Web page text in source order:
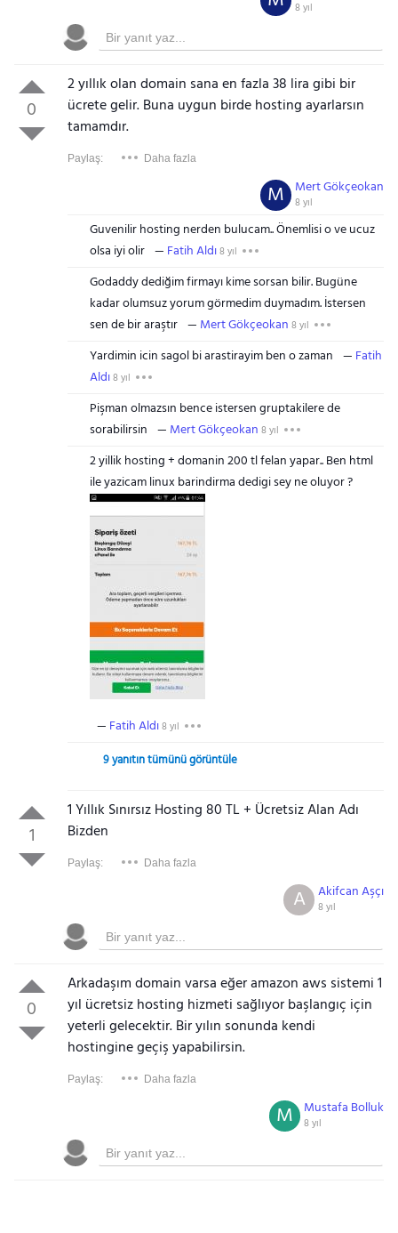
8 yıl
0
2 yıllık olan domain sana en fazla 38 lira gibi bir
ücrete gelir. Buna uygun birde hosting ayarlarsın
tamamdır.
Paylaş: Daha fazla
Mert Gökçeokan
8 yıl
M
Guvenilir hosting nerden bulucam.. Önemlisi o ve ucuz
olsa iyi olir
Fatih Aldı8 yıl
Godaddy dediğim firmayı kime sorsan bilir. Bugüne
kadar olumsuz yorum görmedim duymadım. İstersen
sen de bir araştır
Mert Gökçeokan 8 yıl
Yardimin icin sagol bi arastirayim ben o zaman
Fatih
Aldı8 yıl
Pişman olmazsın bence istersen gruptakilere de
sorabilirsin
Mert Gökçeokan 8 yıl
2 yillik hosting + domanin 200 tl felan yapar.. Ben html
ile yazicam linux barindirma dedigi sey ne oluyor ?
Fatih Aldı8 yıl
9 yanıtın tümünü görüntüle
1
1 Yıllık Sınırsız Hosting 80 TL + Ücretsiz Alan Adı
Bizden
Paylaş: Daha fazla
Akifcan Aşçı
8 yıl
A
0
Arkadaşım domain varsa eğer amazon aws sistemi 1
yıl ücretsiz hosting hizmeti sağlıyor başlangıç için
yeterli gelecektir. Bir yılın sonunda kendi
hostingine geçiş yapabilirsin.
Paylaş: Daha fazla
Mustafa Bolluk
8 yıl
M